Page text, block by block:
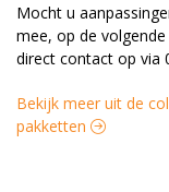
Mocht u
mee, op de
direct contact op via
Bekijk meer uit de
pakketten